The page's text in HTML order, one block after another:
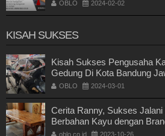
OBLO 2024-02-02
KISAH SUKSES
Kisah Sukses Pengusaha
Gedung Di Kota Bandung
OBLO 2024-03-01
Cerita Ranny, Sukses
Berbahan Kayu dengan
oblo.co.id 2023-10-26